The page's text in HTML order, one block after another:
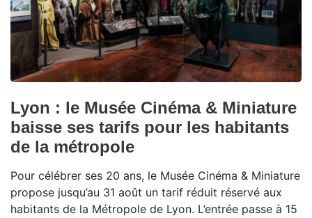
Lyon : le Musée Cinéma & Miniature
baisse ses tarifs pour les habitants
de la métropole
Pour célébrer ses 20 ans, le Musée Cinéma & Miniature
propose jusqu’au 31 août un tarif réduit réservé aux
habitants de la Métropole de Lyon. L’entrée passe à 15